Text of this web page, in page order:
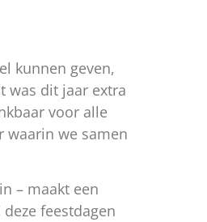
kunnen geven,
was dit jaar extra
voor alle
waarin we samen
– maakt een
feestdagen